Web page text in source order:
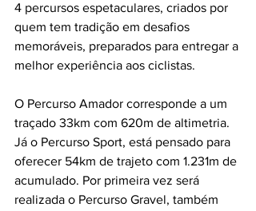
4 percursos espetaculares, criados por
quem tem tradição em desafios
memoráveis, preparados para entregar a
melhor experiência aos ciclistas.
O Percurso Amador corresponde a um
traçado 33km com 620m de altimetria.
Já o Percurso Sport, está pensado para
oferecer 54km de trajeto com 1.231m de
acumulado. Por primeira vez será
realizada o Percurso Gravel, também